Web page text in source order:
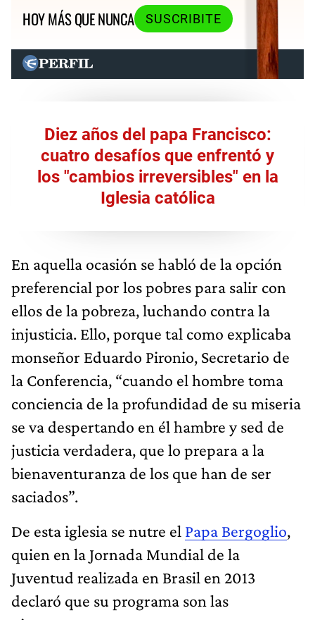
HOY MÁS QUE NUNCA
SUSCRIBITE
Diez años del papa Francisco:
cuatro desafíos que enfrentó y
los "cambios irreversibles" en la
Iglesia católica
En aquella ocasión se habló de la opción
preferencial por los pobres para salir con
ellos de la pobreza, luchando contra la
injusticia. Ello, porque tal como explicaba
monseñor Eduardo Pironio, Secretario de
la Conferencia, “cuando el hombre toma
conciencia de la profundidad de su miseria
se va despertando en él hambre y sed de
justicia verdadera, que lo prepara a la
bienaventuranza de los que han de ser
saciados”.
De esta iglesia se nutre el Papa Bergoglio,
quien en la Jornada Mundial de la
Juventud realizada en Brasil en 2013
declaró que su programa son las